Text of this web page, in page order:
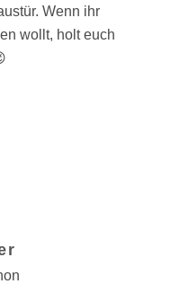
Wenn ihr
wollt, holt euch